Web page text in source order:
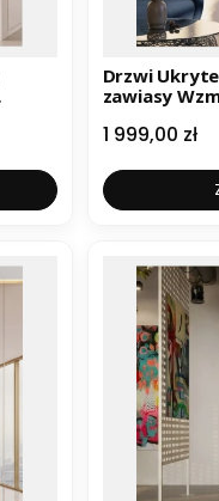
Drzwi Ukryte
zawiasy
Cena
1 999,00 zł